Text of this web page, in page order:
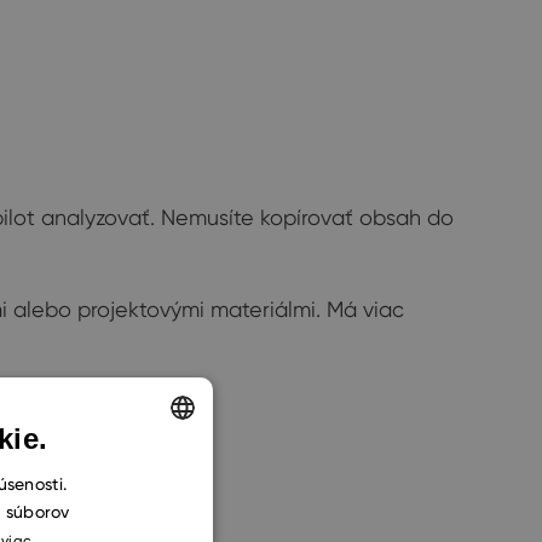
analyzovať. Nemusíte kopírovať obsah do
alebo projektovými materiálmi. Má viac